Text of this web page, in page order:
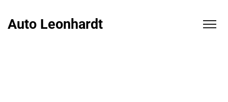
Auto Leonhardt